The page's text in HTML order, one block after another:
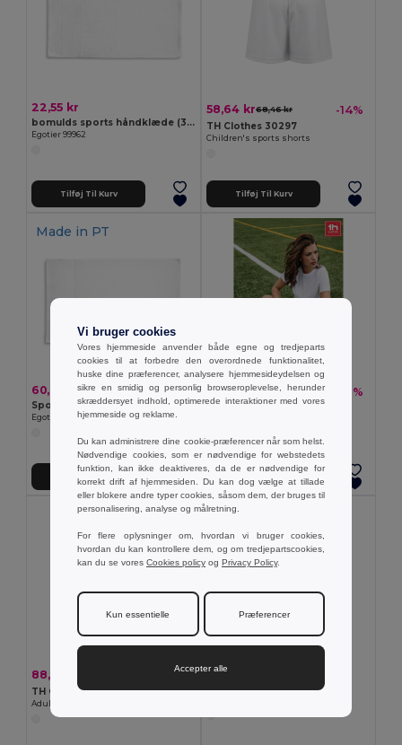
22,55 kr
bomulds sports håndklæde (380 g/m²)
Egotier 99962
Tilføj Til Kurv
58,64 kr68,46 kr -14%
TH Clothes 30297
Children's sports shorts
Tilføj Til Kurv
Made in PT
60,38 kr
Sport håndklæde i bomuld (380 g/m²)
Egotier 99963
51,36 kr64,24 kr -20%
88,83 kr -23%
TH Clothes 30299
Adult sports shorts
58,49 kr
TH Clothes 30306
Vi bruger cookies
Vores hjemmeside anvender både egne og tredjeparts
cookies til at forbedre den overordnede funktionalitet,
huske dine præferencer, analysere hjemmesideydelsen og
sikre en smidig og personlig browseroplevelse, herunder
skræddersyet indhold, optimerede interaktioner med vores
hjemmeside og reklame.
Du kan administrere dine cookie-præferencer når som helst.
Nødvendige cookies, som er nødvendige for webstedets
funktion, kan ikke deaktiveres, da de er nødvendige for
korrekt drift af hjemmesiden. Du kan dog vælge at tillade
eller blokere andre typer cookies, såsom dem, der bruges til
personalisering, analyse og målretning.
For flere oplysninger om, hvordan vi bruger cookies,
hvordan du kan kontrollere dem, og om tredjepartscookies,
kan du se vores Cookies policy og Privacy Policy.
Kun essentielle Præferencer
Accepter alle